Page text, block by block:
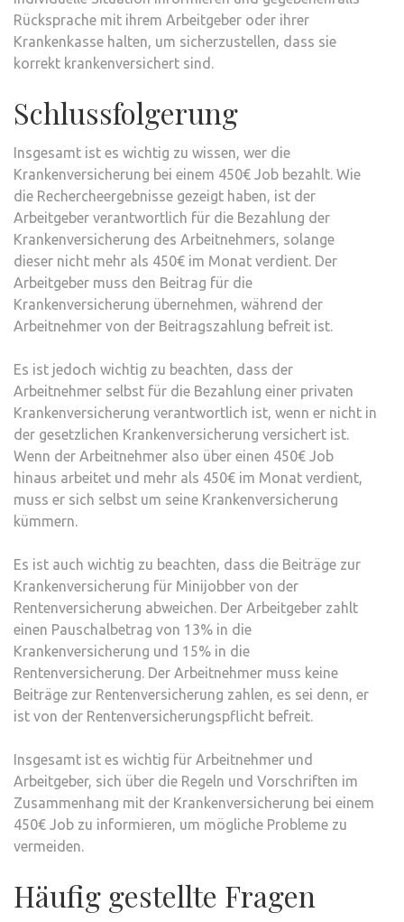
Rücksprache mit ihrem Arbeitgeber oder ihrer
Krankenkasse halten, um sicherzustellen, dass sie
korrekt krankenversichert sind.
Schlussfolgerung
Insgesamt ist es wichtig zu wissen, wer die
Krankenversicherung bei einem 450€ Job bezahlt. Wie
die Rechercheergebnisse gezeigt haben, ist der
Arbeitgeber verantwortlich für die Bezahlung der
Krankenversicherung des Arbeitnehmers, solange
dieser nicht mehr als 450€ im Monat verdient. Der
Arbeitgeber muss den Beitrag für die
Krankenversicherung übernehmen, während der
Arbeitnehmer von der Beitragszahlung befreit ist.
Es ist jedoch wichtig zu beachten, dass der
Arbeitnehmer selbst für die Bezahlung einer privaten
Krankenversicherung verantwortlich ist, wenn er nicht in
der gesetzlichen Krankenversicherung versichert ist.
Wenn der Arbeitnehmer also über einen 450€ Job
hinaus arbeitet und mehr als 450€ im Monat verdient,
muss er sich selbst um seine Krankenversicherung
kümmern.
Es ist auch wichtig zu beachten, dass die Beiträge zur
Krankenversicherung für Minijobber von der
Rentenversicherung abweichen. Der Arbeitgeber zahlt
einen Pauschalbetrag von 13% in die
Krankenversicherung und 15% in die
Rentenversicherung. Der Arbeitnehmer muss keine
Beiträge zur Rentenversicherung zahlen, es sei denn, er
ist von der Rentenversicherungspflicht befreit.
Insgesamt ist es wichtig für Arbeitnehmer und
Arbeitgeber, sich über die Regeln und Vorschriften im
Zusammenhang mit der Krankenversicherung bei einem
450€ Job zu informieren, um mögliche Probleme zu
vermeiden.
Häufig gestellte Fragen